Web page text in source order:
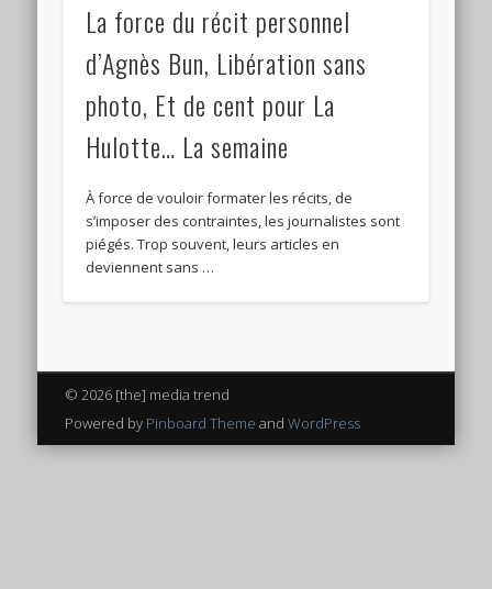
La force du récit personnel
d’Agnès Bun, Libération sans
photo, Et de cent pour La
Hulotte… La semaine
À force de vouloir formater les récits, de
s’imposer des contraintes, les journalistes sont
piégés. Trop souvent, leurs articles en
deviennent sans …
© 2026 [the] media trend
Powered by Pinboard Theme and WordPress